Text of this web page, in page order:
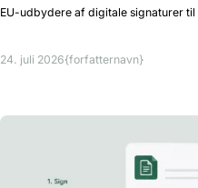
EU-udbydere af digitale signaturer
24. juli 2026{forfatternavn}